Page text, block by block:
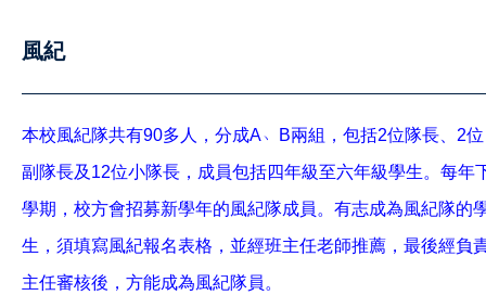
風紀
本校風紀隊共有90多人，分成A﹅B兩組，包括2位隊長、2位
副隊長及12位小隊長，成員包括四年級至六年級學生。每年
學期，校方會招募新學年的風紀隊成員。有志成為風紀隊的
生，須填寫風紀報名表格，並經班主任老師推薦，最後經負
主任審核後，方能成為風紀隊員。